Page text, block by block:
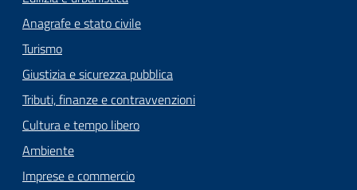
Anagrafe e stato civile
Turismo
Giustizia e sicurezza pubblica
Tributi, finanze e contravvenzioni
Cultura e tempo libero
Ambiente
Imprese e commercio